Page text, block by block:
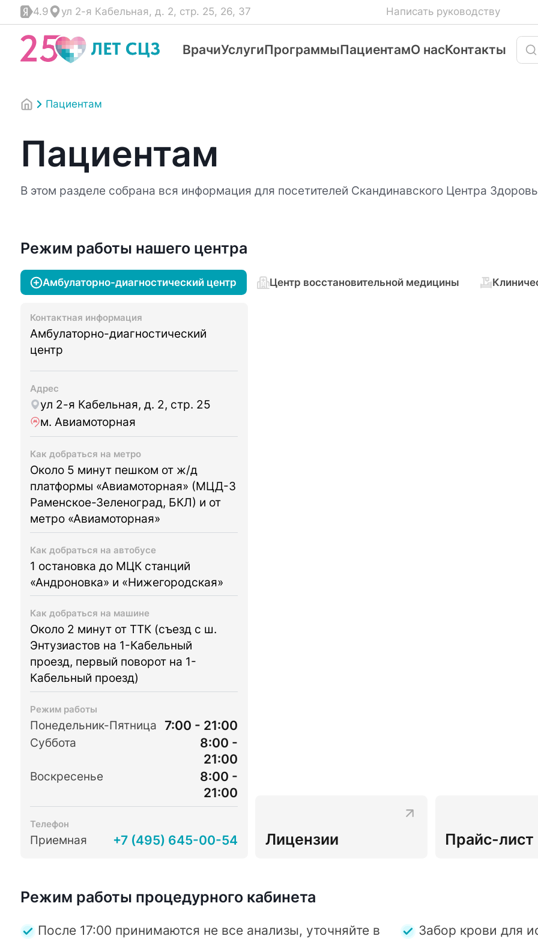
4.9 ул 2-я Кабельная, д. 2, стр. 25, 26, 37 Написать руководству
ВрачиУслугиПрограммыПациентамО насКонтакты
Пациентам
Пациентам
В этом разделе собрана вся информация для посетителей Скандинавского Центра
Режим работы нашего центра
Амбулаторно-диагностический центр Центр восстановительной медицины
Контактная информация
Амбулаторно-диагностический
центр
Адрес
ул 2-я Кабельная, д. 2, стр. 25
м. Авиамоторная
Как добраться на метро
Около 5 минут пешком от ж/д
платформы «Авиамоторная» (МЦД-3
Раменское-Зеленоград, БКЛ) и от
метро «Авиамоторная»
Как добраться на автобусе
1 остановка до МЦК станций
«Андроновка» и «Нижегородская»
Как добраться на машине
Около 2 минут от ТТК (съезд с ш.
Энтузиастов на 1-Кабельный
проезд, первый поворот на 1-
Кабельный проезд)
Режим работы
Понедельник-Пятница 7:00 - 21:00
Суббота
8:00 -
21:00
Воскресенье
8:00 -
21:00
Телефон
Приемная +7 (495) 645-00-54 Лицензии Прайс-лист
Режим работы процедурного кабинета
После 17:00 принимаются не все анализы, уточняйте в
Забор крови для